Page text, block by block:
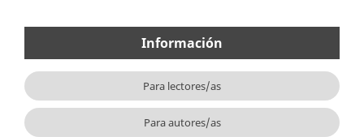
Información
Para lectores/as
Para autores/as